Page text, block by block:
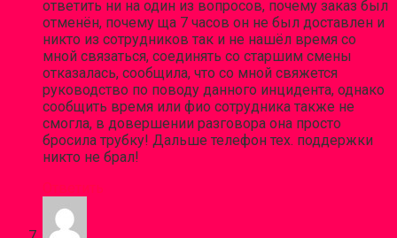
ответить ни на один из вопросов, почему заказ был
отменён, почему ща 7 часов он не был доставлен и
никто из сотрудников так и не нашёл время со
мной связаться, соединять со старшим смены
отказалась, сообщила, что со мной свяжется
руководство по поводу данного инцидента, однако
сообщить время или фио сотрудника также не
смогла, в довершении разговора она просто
бросила трубку! Дальше телефон тех. поддержки
никто не брал!